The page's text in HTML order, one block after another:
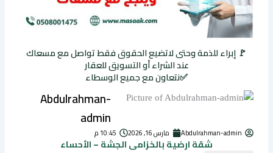
🚩 إبراء للذمة وحتى لاتضيع الحقوق فقط تواصل مع مسعاك
عند الشراء أو التسويق للعقار
✅نتعاون مع جميع الوسطاء
Abdulrahman-
admin
Abdulrahman-admin مارس 16, 2026 10:45 م
شقة ارضية بالخزامى الجشة – الأحساء